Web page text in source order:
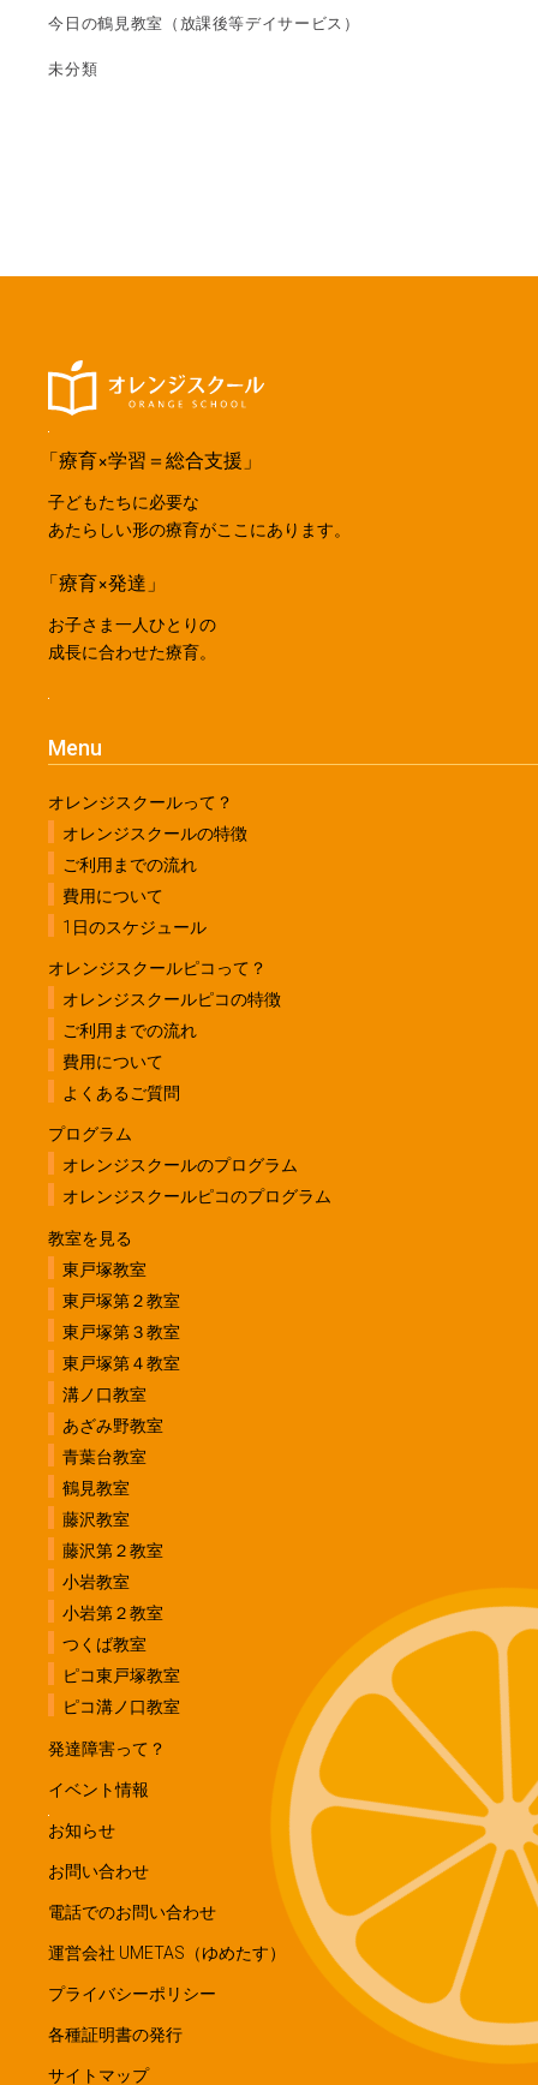
今日の鶴見教室（放課後等デイサービス）
未分類
「療育×学習＝総合支援」
子どもたちに必要な
あたらしい形の療育がここにあります。
「療育×発達」
お子さま一人ひとりの
成長に合わせた療育。
Menu
オレンジスクールって？
オレンジスクールの特徴
ご利用までの流れ
費用について
1日のスケジュール
オレンジスクールピコって？
オレンジスクールピコの特徴
ご利用までの流れ
費用について
よくあるご質問
プログラム
オレンジスクールのプログラム
オレンジスクールピコのプログラム
教室を見る
東戸塚教室
東戸塚第２教室
東戸塚第３教室
東戸塚第４教室
溝ノ口教室
あざみ野教室
青葉台教室
鶴見教室
藤沢教室
藤沢第２教室
小岩教室
小岩第２教室
つくば教室
ピコ東戸塚教室
ピコ溝ノ口教室
発達障害って？
イベント情報
お知らせ
お問い合わせ
電話でのお問い合わせ
運営会社 UMETAS（ゆめたす）
プライバシーポリシー
各種証明書の発行
サイトマップ